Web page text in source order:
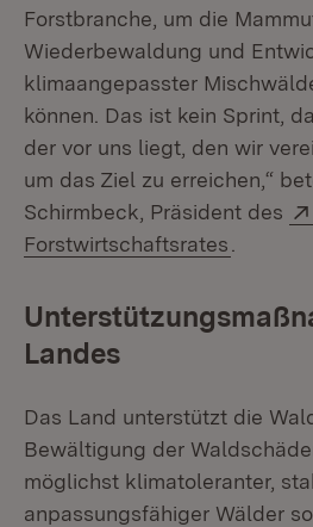
Forstbranche, um die
Wiederbewaldung und
klimaangepasster
können. Das ist kein Sprint,
der vor uns liegt, den wir
um das Ziel zu erreichen,“
Schirmbeck, Präsident des
Forstwirtschaftsrates
Landes
Das Land unterstützt die
Bewältigung der
möglichst klimatoleranter,
anpassungsfähiger Wälder